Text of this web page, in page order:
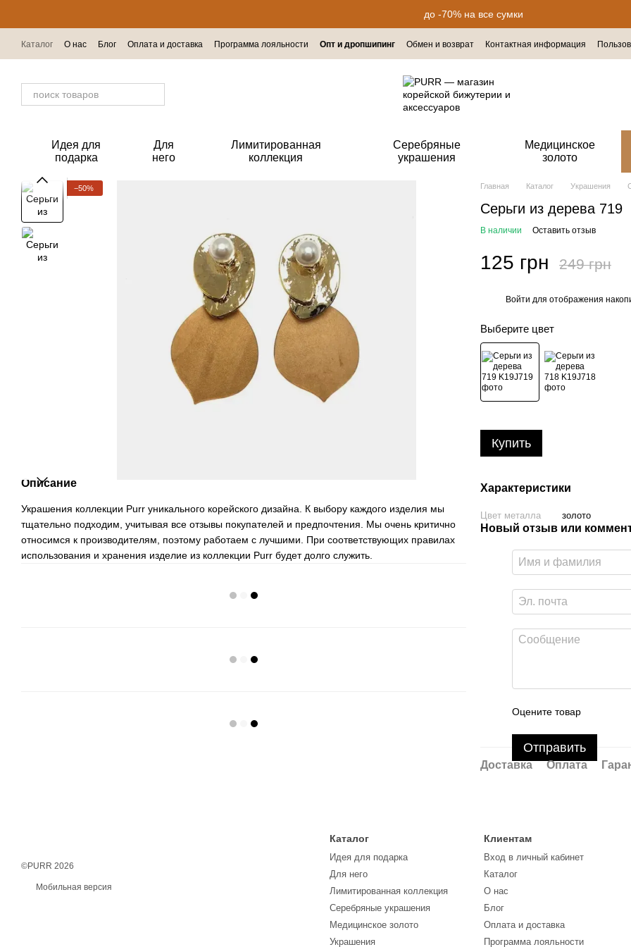
до -70% на все сумки
Каталог О нас Блог Оплата и доставка Программа лояльности Опт и дропшипинг Обмен и возврат Контактная информация
Отзывы о магазине
Идея для
подарка
Для
него
Лимитированная
коллекция
Серебряные
украшения
Медицинское
золото
−50%
Описание
Украшения коллекции Purr уникального корейского дизайна. К выбору каждого изделия мы
тщательно подходим, учитывая все отзывы покупателей и предпочтения. Мы очень критично
относимся к производителям, поэтому работаем с лучшими. При соответствующих правилах
использования и хранения изделие из коллекции Purr будет долго служить.
Главная Каталог Украшения
Серьги из дерева 719
В наличии Оставить отзыв
125 грн 249 грн
Войти для отображения
Выберите цвет
Купить
Характеристики
Цвет металла золото
Новый отзыв или
Оцените товар
Отправить
Доставка Оплата
©PURR 2026
Мобильная версия
Каталог
Идея для подарка
Для него
Лимитированная коллекция
Серебряные украшения
Медицинское золото
Украшения
Клиентам
Вход в личный кабинет
Каталог
О нас
Блог
Оплата и доставка
Программа лояльности